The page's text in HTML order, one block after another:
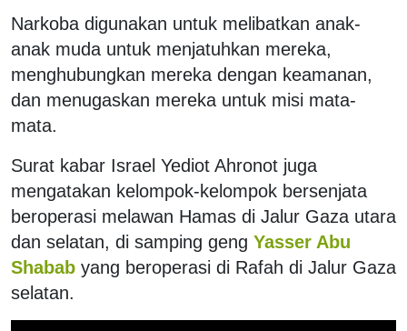
Narkoba digunakan untuk melibatkan anak-
anak muda untuk menjatuhkan mereka,
menghubungkan mereka dengan keamanan,
dan menugaskan mereka untuk misi mata-
mata.
Surat kabar Israel Yediot Ahronot juga
mengatakan kelompok-kelompok bersenjata
beroperasi melawan Hamas di Jalur Gaza utara
dan selatan, di samping geng Yasser Abu
Shabab yang beroperasi di Rafah di Jalur Gaza
selatan.